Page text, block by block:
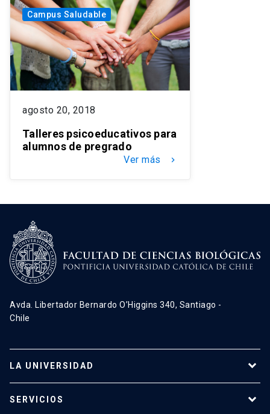
Campus Saludable
agosto 20, 2018
Talleres psicoeducativos para
alumnos de pregrado
Ver más keyboard_arrow_right
Avda. Libertador Bernardo O’Higgins 340, Santiago -
Chile
LA UNIVERSIDAD
SERVICIOS